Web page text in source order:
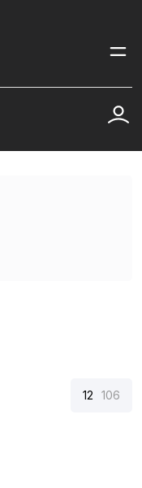
12 106